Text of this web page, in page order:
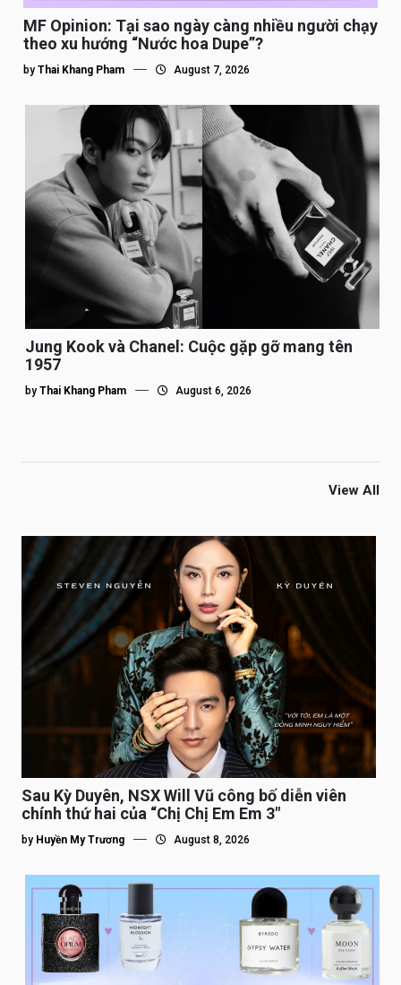
MF Opinion: Tại sao ngày càng nhiều người chạy
theo xu hướng “Nước hoa Dupe”?
by Thai Khang Pham August 7, 2026
Jung Kook và Chanel: Cuộc gặp gỡ mang tên
1957
by Thai Khang Pham August 6, 2026
View All
Sau Kỳ Duyên, NSX Will Vũ công bố diễn viên
chính thứ hai của “Chị Chị Em Em 3″
by Huyền My Trương August 8, 2026